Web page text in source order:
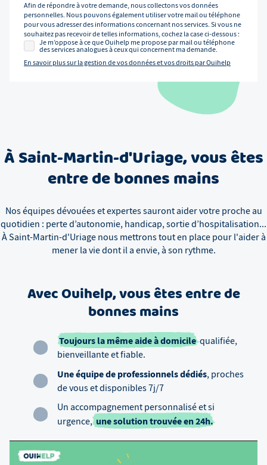
Afin de répondre à votre demande, nous collectons vos données
personnelles. Nous pouvons également utiliser votre mail ou téléphone
pour vous adresser des informations concernant nos services. Si vous ne
souhaitez pas recevoir de telles informations, cochez la case ci-dessous :
Je m’oppose à ce que Ouihelp me propose par mail ou téléphone
des services analogues à ceux qui concernent ma demande.
En savoir plus sur la gestion de vos données et vos droits par Ouihelp
ÀSaint-Martin-d'Uriage, vous êtes
entre de bonnes mains
Nos équipes dévouées et expertes sauront aider votre proche au
quotidien : perte d’autonomie, handicap, sortie d’hospitalisation...
ÀSaint-Martin-d'Uriagenous mettrons tout en place pour l'aider à
mener la vie dont il a envie, à son rythme.
Avec Ouihelp, vous êtes entre de
bonnes mains
Toujours la même aide à domicilequalifiée,
bienveillante et fiable.
Une équipe de professionnels dédiés, proches
de vous et disponibles 7j/7
Un accompagnement personnalisé et si
urgence,une solution trouvée en 24h.